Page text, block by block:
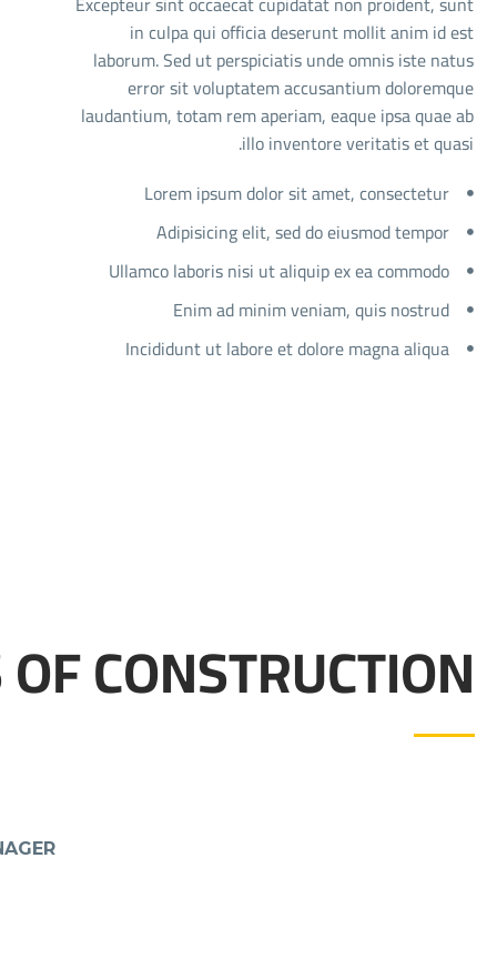
in culpa qui officia deserunt mollit anim id est
laborum. Sed ut perspiciatis unde omnis iste natus
error sit voluptatem accusantium doloremque
laudantium, totam rem aperiam, eaque ipsa quae ab
illo inventore veritatis et quasi.
Lorem ipsum dolor sit amet, consectetur
Adipisicing elit, sed do eiusmod tempor
Ullamco laboris nisi ut aliquip ex ea commodo
Enim ad minim veniam, quis nostrud
Incididunt ut labore et dolore magna aliqua
CONSTRUCTION